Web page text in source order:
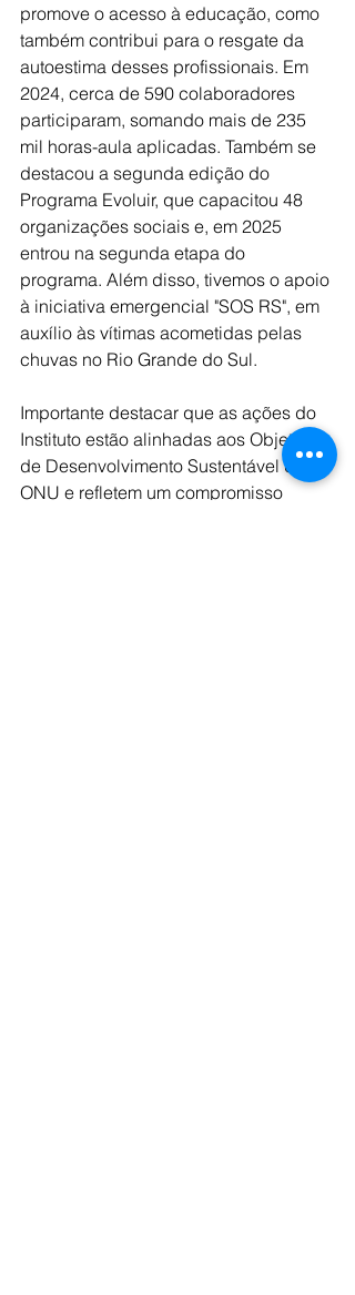
promove o acesso à educação, como
também contribui para o resgate da
autoestima desses profissionais. Em
2024, cerca de 590 colaboradores
participaram, somando mais de 235
mil horas-aula aplicadas. Também se
destacou a segunda edição do
Programa Evoluir, que capacitou 48
organizações sociais e, em 2025
entrou na segunda etapa do
programa. Além disso, tivemos o apoio
à iniciativa emergencial "SOS RS", em
auxílio às vítimas acometidas pelas
chuvas no Rio Grande do Sul.
Importante destacar que as ações do
Instituto estão alinhadas aos Objetivos
de Desenvolvimento Sustentável da
ONU e refletem um compromisso